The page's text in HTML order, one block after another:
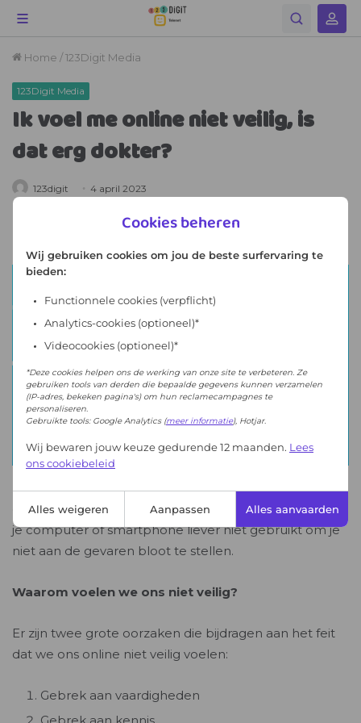
Cookies beheren
Wij gebruiken cookies om jou de beste surfervaring te
bieden:
Functionnele cookies (verpflicht)
Analytics-cookies (optioneel)*
Videocookies (optioneel)*
*Deze cookies helpen ons de werking van onze site te verbeteren. Ze
gebruiken tools van derden die bepaalde gegevens kunnen verzamelen
(IP-adres, bekeken pagina's) om hun reclamecampagnes te
personaliseren.
Gebruikte tools: Google Analytics (meer informatie), Hotjar.
Wij bewaren jouw keuze gedurende 12 maanden. Lees
ons cookiebeleid
Alles weigeren Aanpassen Alles aanvaarden